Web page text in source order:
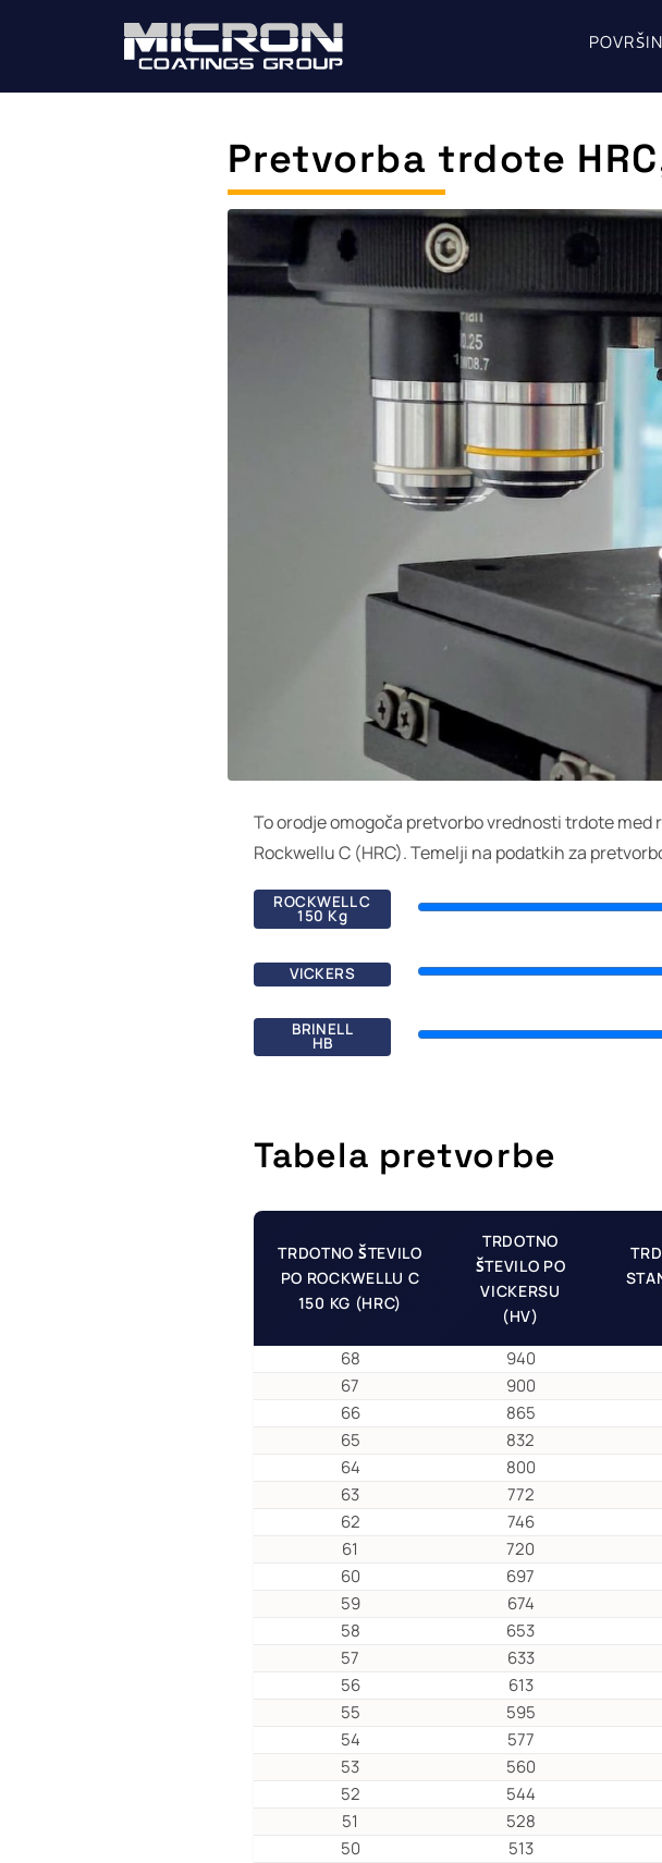
Pretvorba trdote
To orodje omogoča pretvorbo vrednosti trdote
Rockwellu C (HRC). Temelji na podatkih za
ROCKWELL C
150 Kg
VICKERS
BRINELL
HB
Tabela pretvorbe
TRDOTNO ŠTEVILO
PO ROCKWELLU C
150 KG (HRC)
TRDOTNO
ŠTEVILO PO
VICKERSU
(HV)
68 940
67
900
66
865
65
832
64
800
63
772
62
746
61
720
60
697
59
674
58
653
57
633
56
613
55
595
54
577
53
560
52
544
51
528
50
513